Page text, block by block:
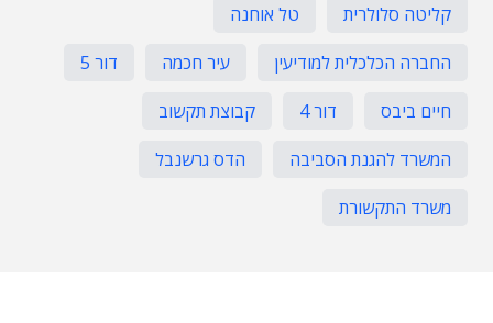
קליטה סלולרית
טל אוחנה
החברה הכלכלית למודיעין
עיר חכמה
דור 5
חיים ביבס
דור 4
קבוצת תקשוב
המשרד להגנת הסביבה
הדס גרשנבל
משרד התקשורת